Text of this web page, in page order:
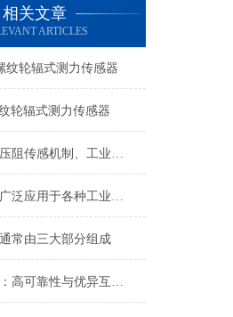
相关文章
ARTICLES
纹轮辐式测力传感器
轮辐式测力传感器
油压传感器压阻传感机制、工业工况适配与标准化运维管理
油压传感器广泛应用于各种工业自控环境
常由三大部分组成
拉力传感器：高可靠性与优异互换性的技术解析